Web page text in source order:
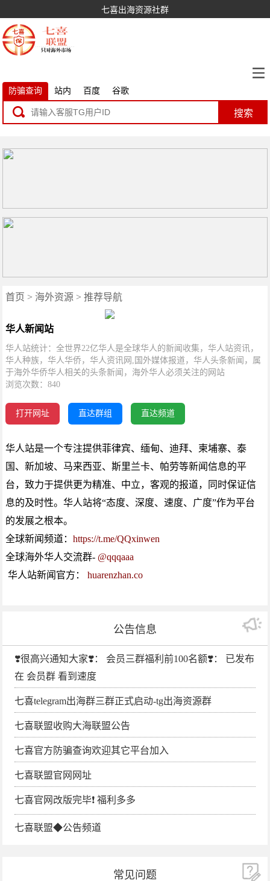
七喜出海资源社群
防骗查询 站内 百度 谷歌
搜索
首页 > 海外资源 >推荐导航
华人新闻站
华人站统计：全世界22亿华人是全球华人的新闻收集，华人站资讯，
华人种族，华人华侨，华人资讯网,国外媒体报道，华人头条新闻，属
于海外华侨华人相关的头条新闻，海外华人必须关注的网站
浏览次数：840
打开网址 直达群组 直达频道
华人站是一个专注提供菲律宾、缅甸、迪拜、柬埔寨、泰
国、新加坡、马来西亚、斯里兰卡、帕劳等新闻信息的平
台，致力于提供更为精准、中立，客观的报道，同时保证信
息的及时性。华人站将“态度、深度、速度、广度”作为平台
的发展之根本。
全球新闻频道：https://t.me/QQxinwen
全球海外华人交流群- @qqqaaa
华人站新闻官方：huarenzhan.co
公告信息
❣️很高兴通知大家❣️： 会员三群福利前100名额❣️： 已发布
在 会员群 看到速度
七喜telegram出海群三群正式启动-tg出海资源群
七喜联盟收购大海联盟公告
七喜官方防骗查询欢迎其它平台加入
七喜联盟官网网址
七喜官网改版完毕❗️ 福利多多
七喜联盟◆公告频道
常见问题